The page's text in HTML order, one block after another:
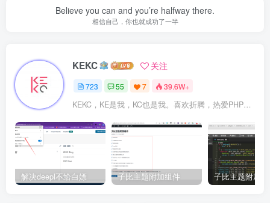
Believe you can and you’re halfway there.
相信自己，你也就成功了一半
KEKC 关注
723 55 7 39.6W+
KEKC，KE是我，KC也是我。喜欢折腾，热爱PHP及WordPress，在学go语言，专注于技术与分享，开发过程序，维护过企业网站。
解决deepl不给白嫖 子比主题附加组件